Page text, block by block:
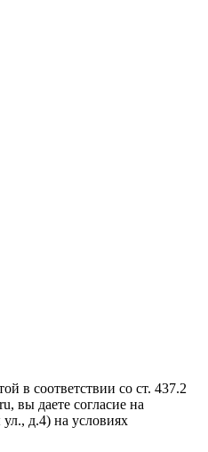
в соответствии со ст. 437.2
вы даете согласие на
д.4) на условиях